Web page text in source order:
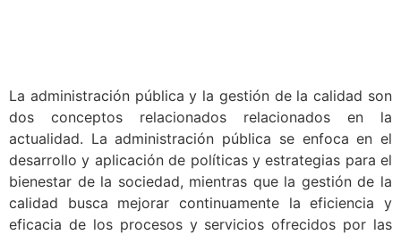
La administración pública y la gestión de la calidad son
dos conceptos relacionados relacionados en la
actualidad. La administración pública se enfoca en el
desarrollo y aplicación de políticas y estrategias para el
bienestar de la sociedad, mientras que la gestión de la
calidad busca mejorar continuamente la eficiencia y
eficacia de los procesos y servicios ofrecidos por las